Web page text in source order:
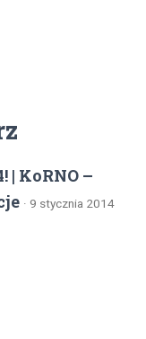
KoRNO –
· 9 stycznia 2014